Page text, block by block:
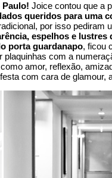
Paulo! Joice contou que a
queridos para uma
por isso pediram
espelhos e lustres
porta guardanapo, ficou
com a
amor, reflexão,
com cara de glamour,